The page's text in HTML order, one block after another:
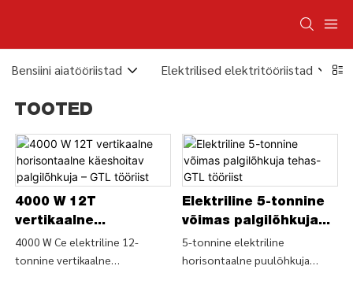
Bensiini aiatööriistad Elektrilised elektritööriistad
TOOTED
4000 W 12T
vertikaalne
horisontaalne
käeshoitav
4000 W Ce elektriline 12-
tonnine vertikaalne
Elektriline 5-tonnine
võimas palgilõhkuja
tehas- GTL tööriist
5-tonnine elektriline
horisontaalne puulõhkuja